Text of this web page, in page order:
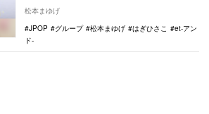
松本まゆげ
JPOP
グループ 松本まゆげ はぎひさこ
et-アン
ド-